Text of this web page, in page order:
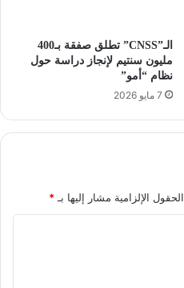
الـ”CNSS” تطلق صفقة بـ400
مليون سنتيم لإنجاز دراسة حول
نظام “أمو”
7 مايو 2026
الحقول الإلزامية مشار إليها بـ *